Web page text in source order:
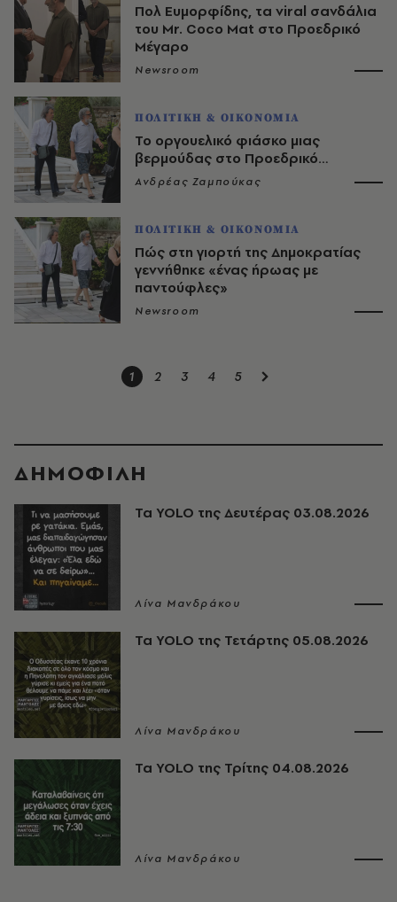
Πολ Ευμορφίδης, τα viral σανδάλια
του Mr. Coco Mat στο Προεδρικό
Μέγαρο
Newsroom
ΠΟΛΙΤΙΚΗ & ΟΙΚΟΝΟΜΙΑ
Το οργουελικό φιάσκο μιας
βερμούδας στο Προεδρικό…
Ανδρέας Ζαμπούκας
ΠΟΛΙΤΙΚΗ & ΟΙΚΟΝΟΜΙΑ
Πώς στη γιορτή της Δημοκρατίας
γεννήθηκε «ένας ήρωας με
παντούφλες»
Newsroom
1 2 3 4 5
ΔΗΜΟΦΙΛΗ
Τα YOLO της Δευτέρας 03.08.2026
Λίνα Μανδράκου
Τα YOLO της Τετάρτης 05.08.2026
Λίνα Μανδράκου
Τα YOLO της Τρίτης 04.08.2026
Λίνα Μανδράκου